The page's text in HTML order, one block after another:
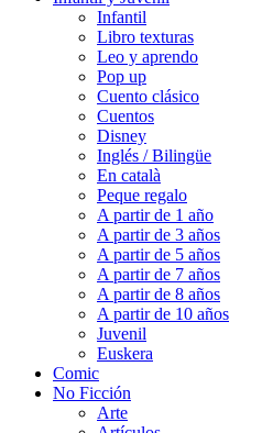
Infantil
Libro texturas
Leo y aprendo
Pop up
Cuento clásico
Cuentos
Disney
Inglés / Bilingüe
En català
Peque regalo
A partir de 1 año
A partir de 3 años
A partir de 5 años
A partir de 7 años
A partir de 8 años
A partir de 10 años
Juvenil
Euskera
Comic
No Ficción
Arte